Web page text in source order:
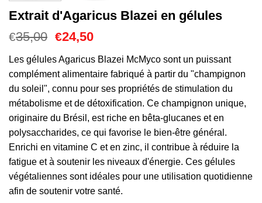
Extrait d'Agaricus Blazei en gélules
€35,00 Le
initial
était :
€35,00.
€24,50Le
actuel
est :
€24,50.
Les gélules Agaricus Blazei McMyco sont un puissant
complément alimentaire fabriqué à partir du "champignon
du soleil", connu pour ses propriétés de stimulation du
métabolisme et de détoxification. Ce champignon unique,
originaire du Brésil, est riche en bêta-glucanes et en
polysaccharides, ce qui favorise le bien-être général.
Enrichi en vitamine C et en zinc, il contribue à réduire la
fatigue et à soutenir les niveaux d'énergie. Ces gélules
végétaliennes sont idéales pour une utilisation quotidienne
afin de soutenir votre santé.